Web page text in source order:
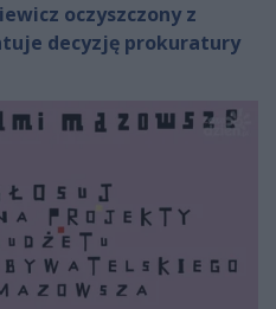
oczyszczony z
decyzję prokuratury